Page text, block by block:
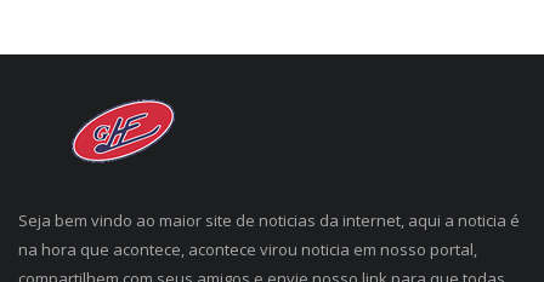
Seja bem vindo ao maior site de noticias da internet, aqui a noticia é
na hora que acontece, acontece virou noticia em nosso portal,